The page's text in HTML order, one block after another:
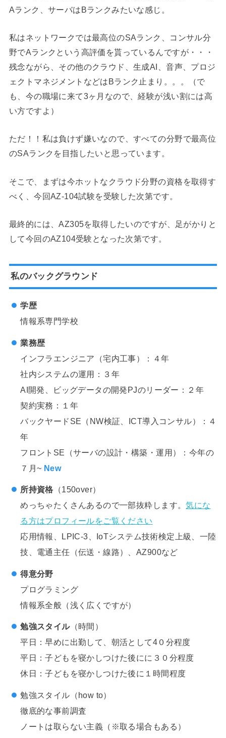
Aランク、サーバはBランクみたいな感じ。
私はネットワークでは最高位のSAランク、コンサル分
野でAランクという高評価を貰っているんですが・・・
残念ながら、その他のクラウド、生成AI、音声、プロジ
ェクトマネジメントなどはBランク止まり。。。（で
も、今の職場に来て3ヶ月なので、経験が浅い割には高
い方ですよ）
ただ！！私は負けず嫌いなので、すべての分野で最高位
のSAランクを目指したいと思っています。
そこで、まずは今ホットなクラウド分野の資格を取得す
べく、今回AZ-104試験を受験した次第です。
最終的には、AZ305を取得したいのですが、足がかりと
して今回のAZ104受験となった次第です。
私のバックグラウンド
学歴
情報系専門学校
業務歴
インフラエンジニア（宅内工事）：４年
社内システムの運用：３年
AI開発、ビッグデータの開発PJのリーダー：２年
契約実務：１年
バックヤードSE（NW検証、ICT導入コンサル）：４
年
フロントSE（サーバの設計・構築・運用）：今年の
７月~ New
所持資格 （150over）
めっちゃたくさんあるので一部抜粋します。気にな
る方はプロフィールをご覧ください
応用情報、LPIC-3、IoTシステム技術検定上級、一陸
技、電通主任（伝送・線路）、AZ900など
得意分野
プログラミング
情報系全般（浅く広くですが）
勉強スタイル（時間）
平日：早めに出勤して、朝活として4０分程度
平日：子どもを寝かしつけた後にに３０分程度
休日：子どもを寝かしつけた後に１時間程度
勉強スタイル（how to）
徹底的な事前調査
ノートは取らない主義（※取る場合もある）